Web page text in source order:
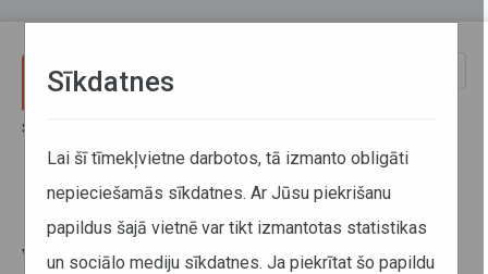
Sākums
Informācijas sadalījums pa
valstīm
Sīkdatnes
Lai šī tīmekļvietne darbotos, tā izmanto obligāti
nepieciešamās sīkdatnes. Ar Jūsu piekrišanu
papildus šajā vietnē var tikt izmantotas statistikas
un sociālo mediju sīkdatnes. Ja piekrītat šo papildu